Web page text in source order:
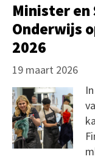
Minister en
Onderwijs
2026
19 maart 2026